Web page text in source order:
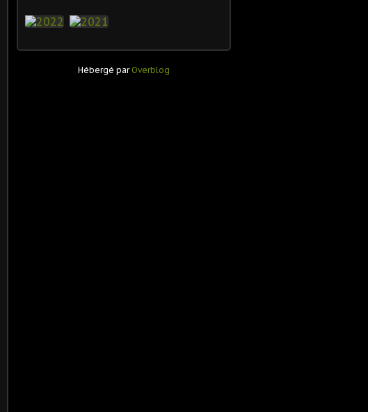
Hébergé par Overblog